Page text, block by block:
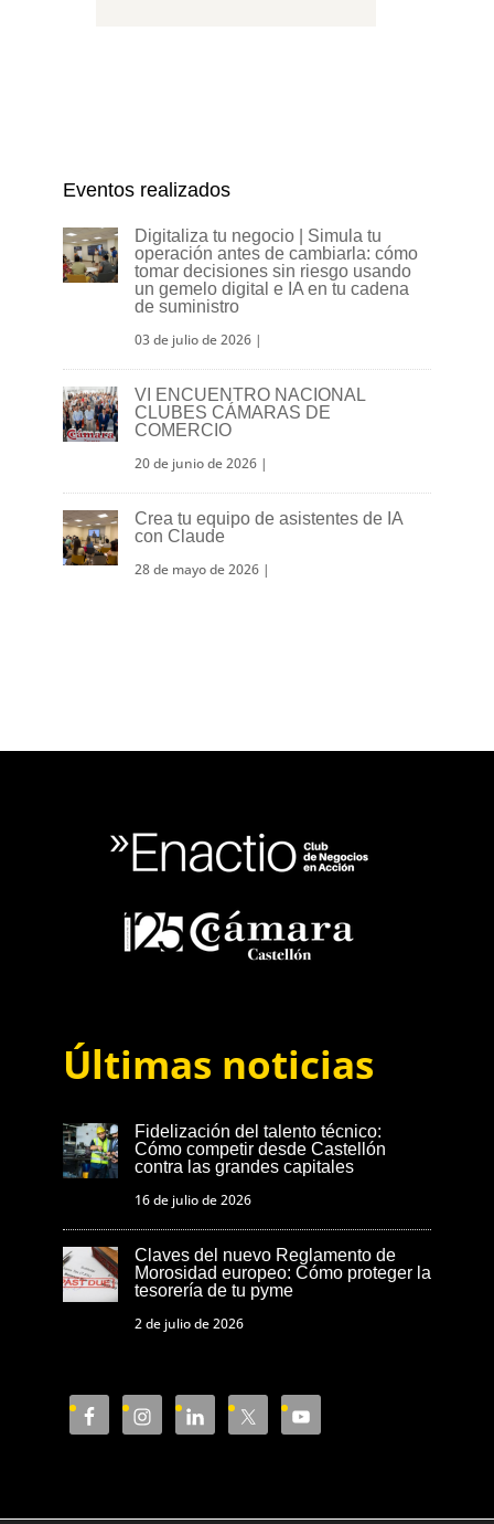
Eventos realizados
Digitaliza tu negocio | Simula tu
operación antes de cambiarla: cómo
tomar decisiones sin riesgo usando
un gemelo digital e IA en tu cadena
de suministro
03 de julio de 2026|
VI ENCUENTRO NACIONAL
CLUBES CÁMARAS DE
COMERCIO
20 de junio de 2026|
Crea tu equipo de asistentes de IA
con Claude
28 de mayo de 2026|
Últimas noticias
Fidelización del talento técnico:
Cómo competir desde Castellón
contra las grandes capitales
16 de julio de 2026
Claves del nuevo Reglamento de
Morosidad europeo: Cómo proteger la
tesorería de tu pyme
2 de julio de 2026